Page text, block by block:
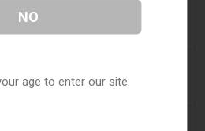
外四种尼古丁袋，审查试点已
应该禁止含香味的电子烟产品
NO
age to enter our site.